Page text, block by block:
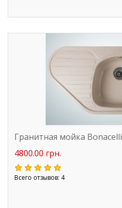
Гранитная мойка Bonacelli
4800.00 грн.
Всего отзывов: 4